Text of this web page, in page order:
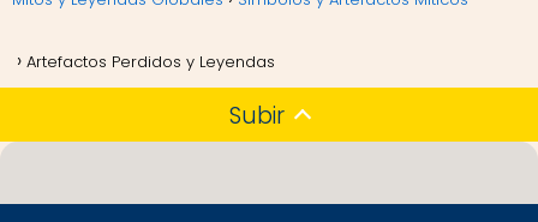
Artefactos Perdidos y Leyendas
Subir